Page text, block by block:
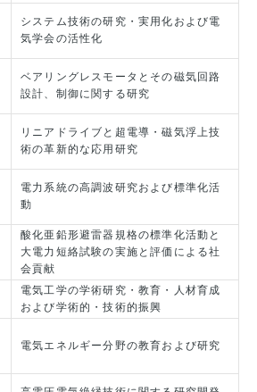
システム技術の研究・実用化および電
気学会の活性化
ベアリングレスモータとその磁気回路
設計、制御に関する研究
リニアドライブと超電導・磁気浮上技
術の革新的な応用研究
電力系統の高調波研究および標準化活
動
酸化亜鉛形避雷器規格の標準化活動と
大電力短絡試験の実施と評価による社
会貢献
電気工学の学術研究・教育・人材育成
および学術的・技術的振興
電気エネルギー分野の教育および研究